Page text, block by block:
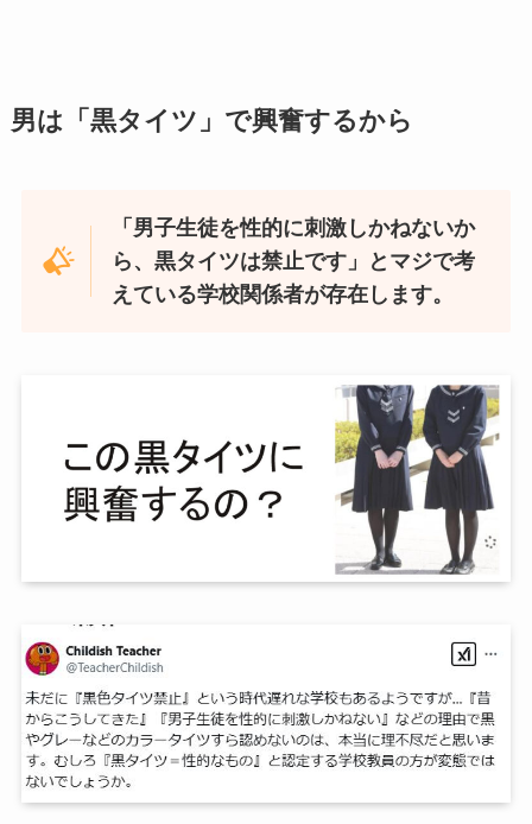
男は「黒タイツ」で興奮するから
「男子生徒を性的に刺激しかねないか
ら、黒タイツは禁止です」とマジで考
えている学校関係者が存在します。